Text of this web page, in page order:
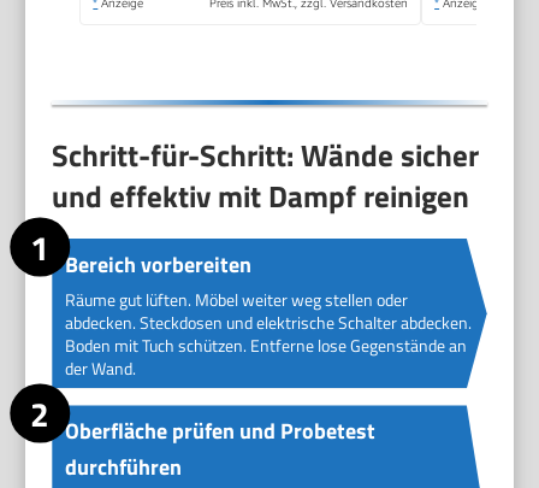
Schritt-für-Schritt: Wände sicher
und effektiv mit Dampf reinigen
Bereich vorbereiten
Räume gut lüften. Möbel weiter weg stellen oder
abdecken. Steckdosen und elektrische Schalter abdecken.
Boden mit Tuch schützen. Entferne lose Gegenstände an
der Wand.
Oberfläche prüfen und Probetest
durchführen